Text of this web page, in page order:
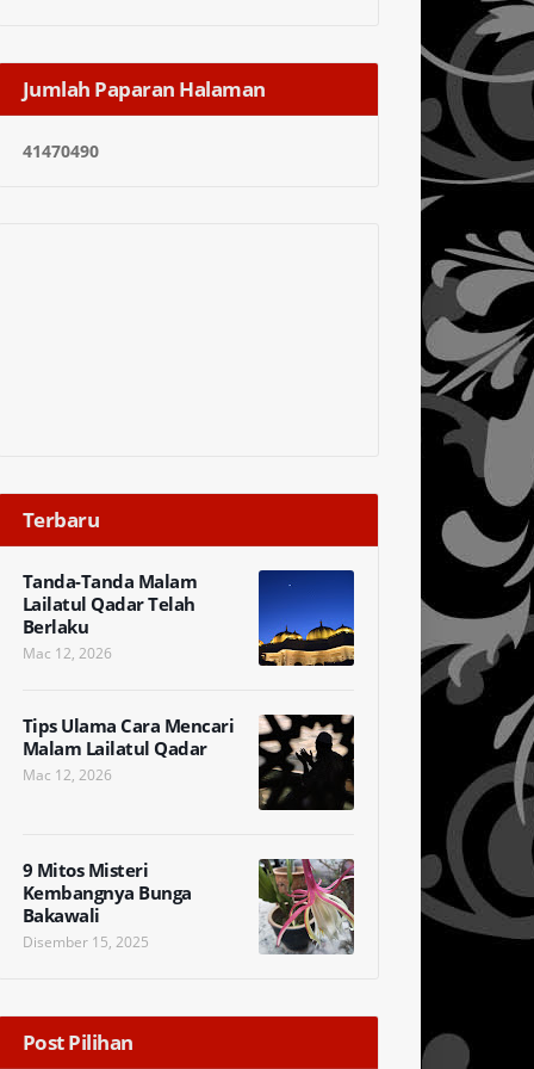
Jumlah Paparan Halaman
41470490
Terbaru
Tanda-Tanda Malam
Lailatul Qadar Telah
Berlaku
Mac 12, 2026
Tips Ulama Cara Mencari
Malam Lailatul Qadar
Mac 12, 2026
9 Mitos Misteri
Kembangnya Bunga
Bakawali
Disember 15, 2025
Post Pilihan